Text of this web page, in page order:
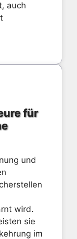
auch
für
und
wird.
sie
im